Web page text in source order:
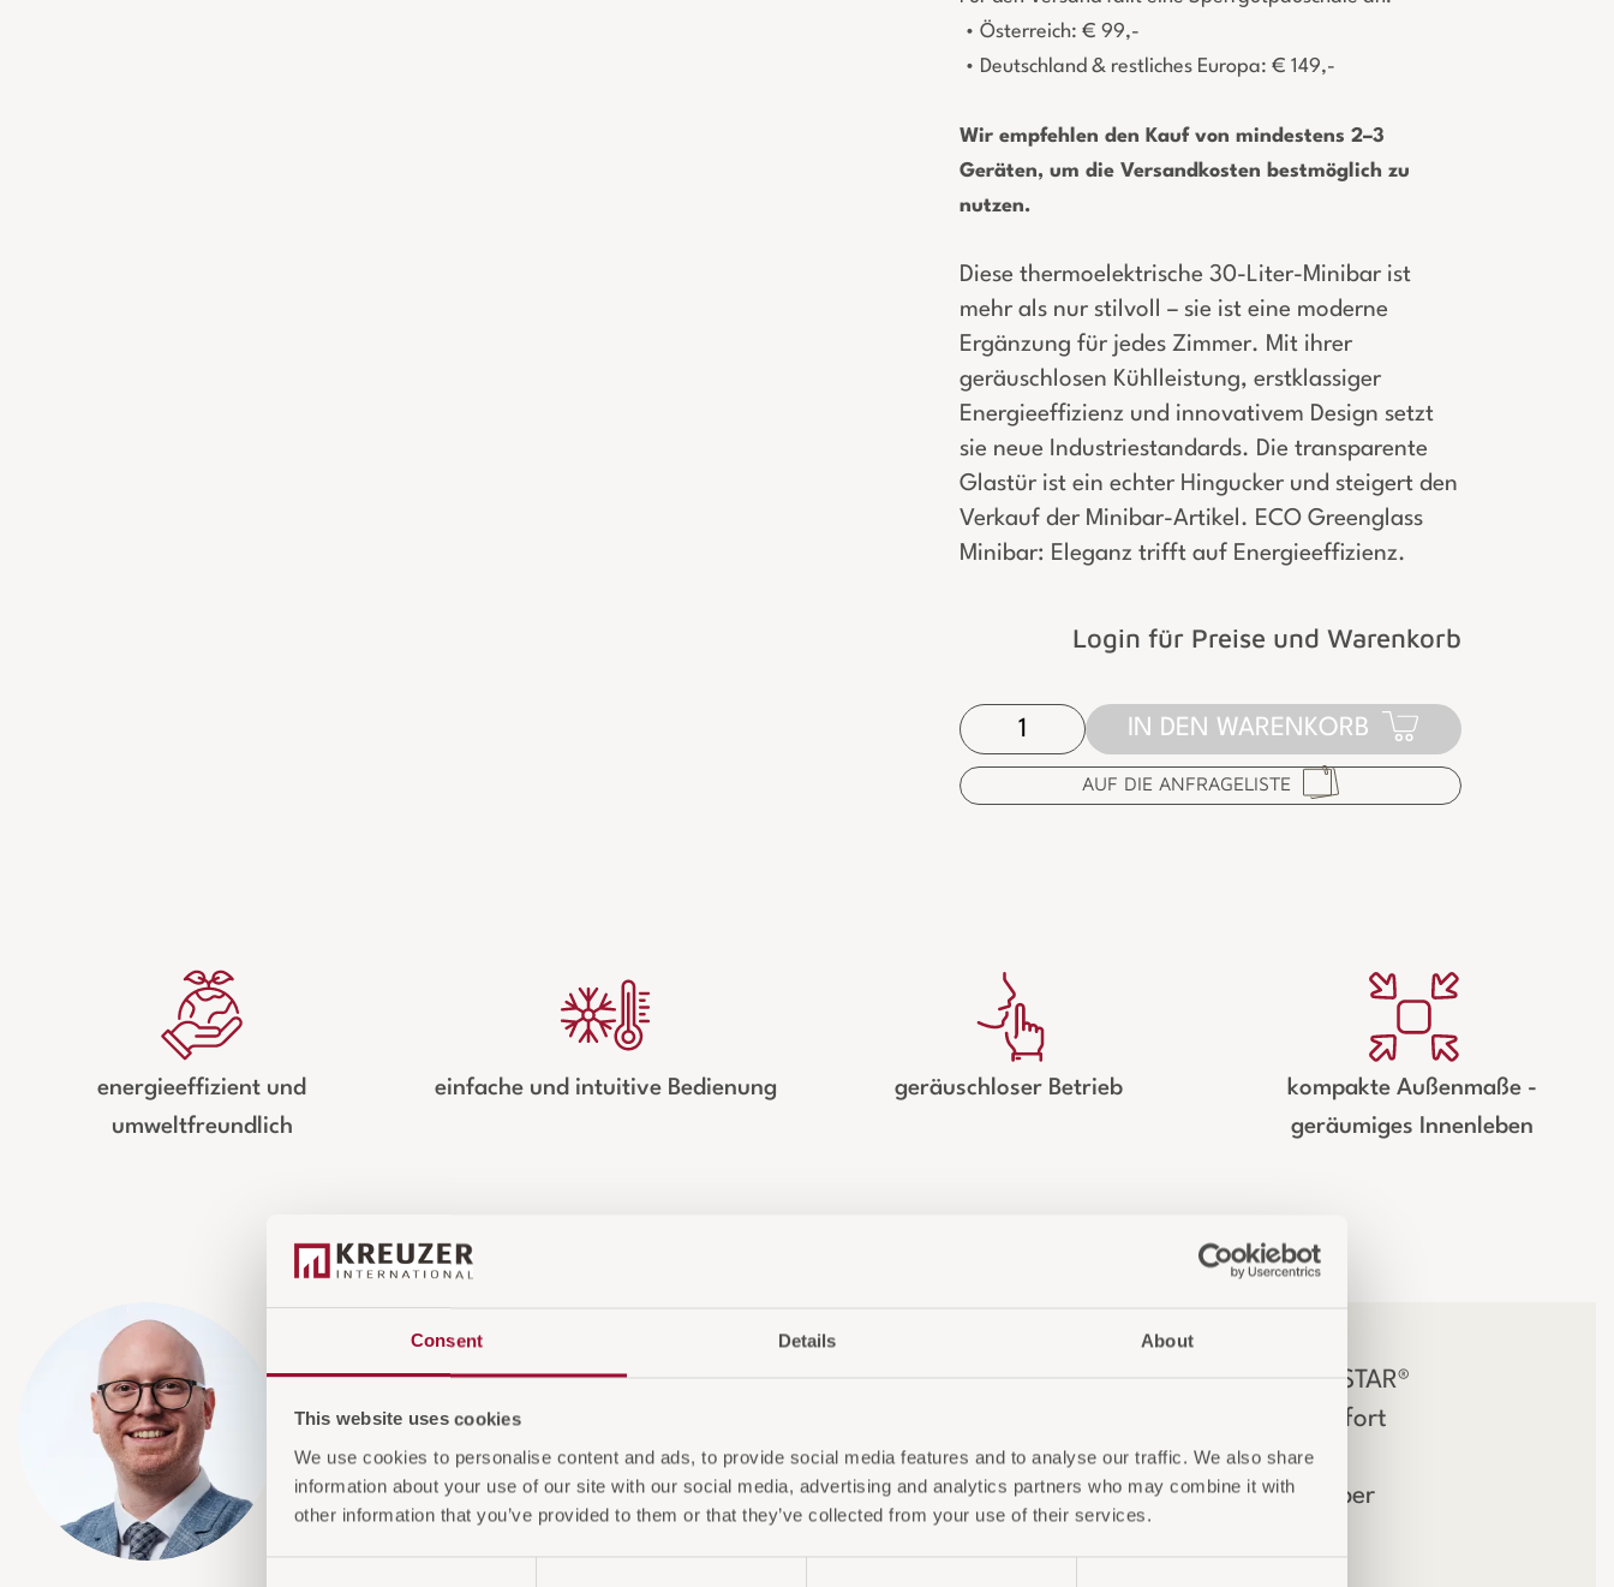
Consent Details About
This website uses cookies
We use cookies to personalise content and ads, to provide social media features and to analyse our traffic. We also share
information about your use of our site with our social media, advertising and analytics partners who may combine it with
other information that you’ve provided to them or that they’ve collected from your use of their services.
• Österreich: € 99,-
• Deutschland & restliches Europa: € 149,-
Wir empfehlen den Kauf von mindestens 2–3
Geräten, um die Versandkosten bestmöglich zu
nutzen.
Diese thermoelektrische 30-Liter-Minibar ist
mehr als nur stilvoll – sie ist eine moderne
Ergänzung für jedes Zimmer. Mit ihrer
geräuschlosen Kühlleistung, erstklassiger
Energieeffizienz und innovativem Design setzt
sie neue Industriestandards. Die transparente
Glastür ist ein echter Hingucker und steigert den
Verkauf der Minibar-Artikel. ECO Greenglass
Minibar: Eleganz trifft auf Energieeffizienz.
Login für Preise und Warenkorb
IN DEN WARENKORB
AUF DIE ANFRAGELISTE
energieeffizient und
umweltfreundlich
einfache und intuitive Bedienung geräuschloser Betrieb
kompakte Außenmaße -
geräumiges Innenleben
Raffael Novak | Kreuzer Produktberater
„Unsere elegante ECO GREENSTAR®
Minibar bietet ultimativen Komfort
und Bequemlichkeit für jeden
Aufenthalt. Diese kompakte, aber